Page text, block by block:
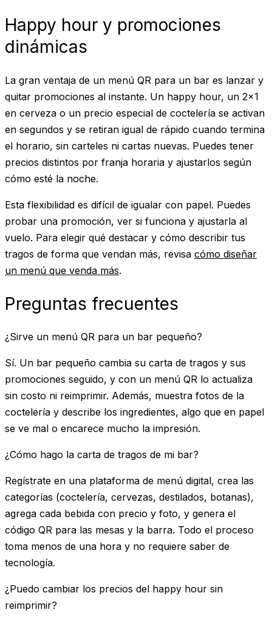
Happy hour y promociones
dinámicas
La gran ventaja de un menú QR para un bar es lanzar y
quitar promociones al instante. Un happy hour, un 2x1
en cerveza o un precio especial de coctelería se activan
en segundos y se retiran igual de rápido cuando termina
el horario, sin carteles ni cartas nuevas. Puedes tener
precios distintos por franja horaria y ajustarlos según
cómo esté la noche.
Esta flexibilidad es difícil de igualar con papel. Puedes
probar una promoción, ver si funciona y ajustarla al
vuelo. Para elegir qué destacar y cómo describir tus
tragos de forma que vendan más, revisa cómo diseñar
un menú que venda más.
Preguntas frecuentes
¿Sirve un menú QR para un bar pequeño?
Sí. Un bar pequeño cambia su carta de tragos y sus
promociones seguido, y con un menú QR lo actualiza
sin costo ni reimprimir. Además, muestra fotos de la
coctelería y describe los ingredientes, algo que en papel
se ve mal o encarece mucho la impresión.
¿Cómo hago la carta de tragos de mi bar?
Regístrate en una plataforma de menú digital, crea las
categorías (coctelería, cervezas, destilados, botanas),
agrega cada bebida con precio y foto, y genera el
código QR para las mesas y la barra. Todo el proceso
toma menos de una hora y no requiere saber de
tecnología.
¿Puedo cambiar los precios del happy hour sin
reimprimir?